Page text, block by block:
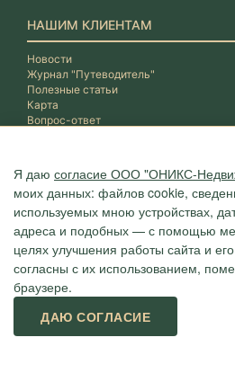
Я даю согласие ООО "ОНИКС-
моих данных: файлов cookie,
используемых мною устройствах,
адреса и подобных — с помощью
целях улучшения работы сайта и
согласны с их использованием,
браузере.
ДАЮ СОГЛАСИЕ
НАШИМ КЛИЕНТАМ
Новости
Журнал "Путеводитель"
Полезные статьи
Карта
Вопрос-ответ
г. Сочи, ул.Навагинская, 3/4 (4 этаж),